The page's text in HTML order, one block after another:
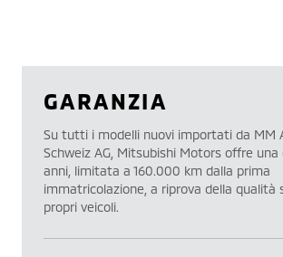
GARANZIA
Su tutti i modelli nuovi importati da MM
Schweiz AG, Mitsubishi Motors offre una
anni, limitata a 160.000 km dalla prima
immatricolazione, a riprova della qualità
propri veicoli.